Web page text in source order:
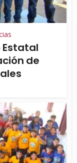
Estatal
de